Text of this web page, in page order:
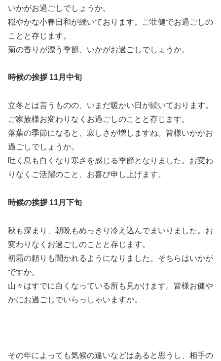
いかがお過ごしでしょうか。
穏やかな小春日和が続いております。ご壮健でお過ごしの
ことと存じます。
菊の香りが漂う季節、いかがお過ごしでしょうか。
時候の挨拶 11月中旬
立冬とは言うものの、いまだ暖かい日が続いております。
ご家族様お変わりなくお過ごしのことと存じます。
落葉の季節になると、寂しさが増しますね。皆様いかがお
過ごしでしょうか。
吐く息も白くなり寒さを感じる季節となりました。お変わ
りなくご活躍のこと、お喜び申し上げます。
時候の挨拶 11月下旬
秋も深まり、朝晩もめっきり冷え込んでまいりました。お
変わりなくお過ごしのことと存じます。
初霜の頼りも聞かれるようになりました。そちらはいかが
ですか。
山々はすでに白くなっている所も見かけます。皆様お健や
かにお過ごしでいらっしゃいますか。
その年によっても気候の違いなどはあると思うし、相手の